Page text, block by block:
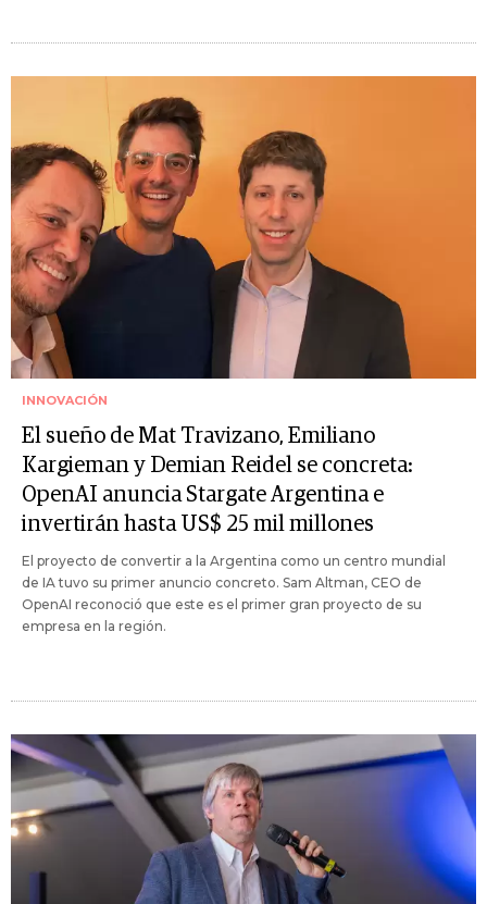
INNOVACIÓN
El sueño de Mat Travizano, Emiliano
Kargieman y Demian Reidel se concreta:
OpenAI anuncia Stargate Argentina e
invertirán hasta US$ 25 mil millones
El proyecto de convertir a la Argentina como un centro mundial
de IA tuvo su primer anuncio concreto. Sam Altman, CEO de
OpenAI reconoció que este es el primer gran proyecto de su
empresa en la región.